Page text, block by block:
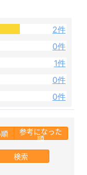
2件
0件
1件
0件
0件
参考になった
順
検索